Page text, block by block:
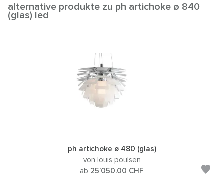
alternative produkte zu ph artichoke ø 840
(glas) led
ph artichoke ø 480 (glas)
von louis poulsen
ab 25’050.00 CHF